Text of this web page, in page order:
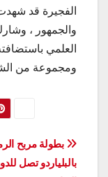
الفجيرة قد
والجمهور ،
العلمي
ومجموعة من
تصفّح
بطولة مربح
بالبلياردو تصل